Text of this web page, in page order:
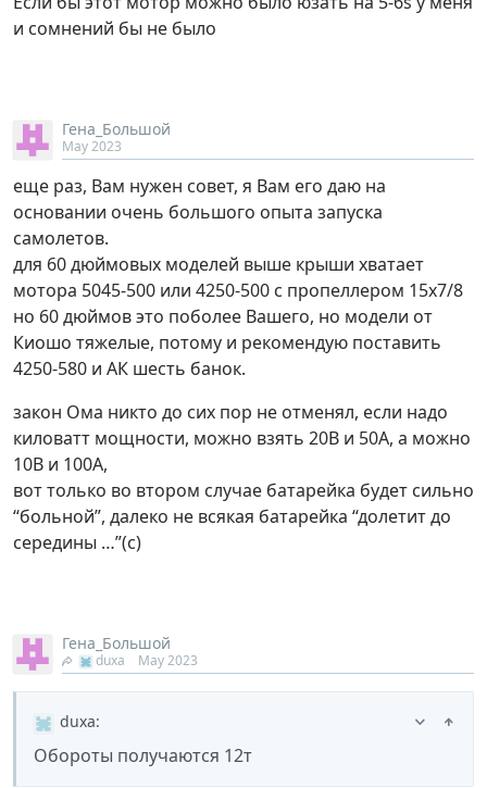
и сомнений бы не было
Гена_Большой
May 2023
еще раз, Вам нужен совет, я Вам его даю на
основании очень большого опыта запуска
самолетов.
для 60 дюймовых моделей выше крыши хватает
мотора 5045-500 или 4250-500 с пропеллером 15х7/8
но 60 дюймов это поболее Вашего, но модели от
Киошо тяжелые, потому и рекомендую поставить
4250-580 и АК шесть банок.
закон Ома никто до сих пор не отменял, если надо
киловатт мощности, можно взять 20В и 50А, а можно
10В и 100А,
вот только во втором случае батарейка будет сильно
“больной”, далеко не всякая батарейка “долетит до
середины …”(с)
Гена_Большой
duxa May 2023
duxa:
Обороты получаются 12т